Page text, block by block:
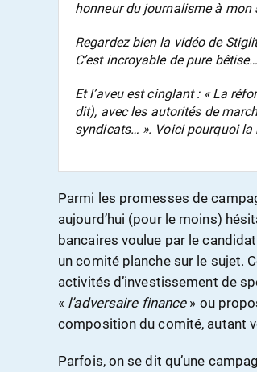
honneur du journalisme à mon
Regardez bien la vidéo de
C’est incroyable de pure bêtise…
Et l’aveu est cinglant : « La
dit), avec les autorités de
syndicats… ». Voici pourquoi la
Parmi les promesses de
aujourd’hui (pour le moins)
bancaires voulue par le
un comité planche sur le sujet.
activités d’investissement de
« l’adversaire finance» ou
composition du comité, autant
Parfois, on se dit qu’une